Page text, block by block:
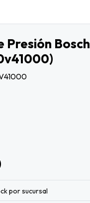
Presión Bosch
por sucursal